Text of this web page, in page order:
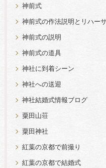
神前式
神前式の作法説明とリハー
神前式の説明
神前式の道具
神社に到着シーン
神社への送迎
神社結婚式情報ブログ
粟田山荘
粟田神社
紅葉の京都で前撮り
紅葉の京都で結婚式